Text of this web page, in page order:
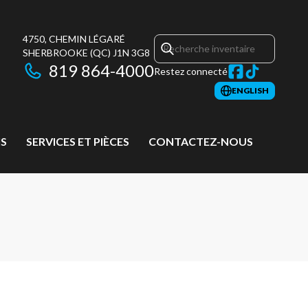
4750, CHEMIN LÉGARÉ
SHERBROOKE (QC) J1N 3G8
819 864-4000Restez connecté
ENGLISH
SERVICES ET PIÈCES CONTACTEZ-NOUS